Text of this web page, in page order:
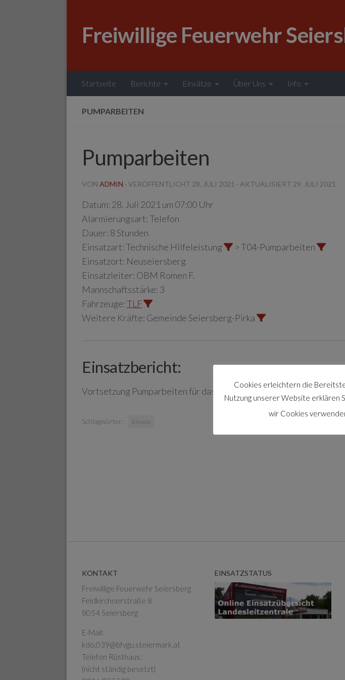
Freiwillige Feuerwehr
Startseite Berichte Einsätze Über Uns Info
PUMPARBEITEN
Pumparbeiten
VON ADMIN · VERÖFFENTLICHT 28. JULI 2021 · AKTUALISIERT 29. JULI 2021
Datum: 28. Juli 2021 um 07:00 Uhr
Alarmierungsart:Telefon
Dauer: 8 Stunden
Einsatzart:Technische Hilfeleistung
> T04-Pumparbeiten
Einsatzort: Neuseiersberg
Einsatzleiter: OBM Romen F.
Mannschaftsstärke: 3
Fahrzeuge:TLF
Weitere Kräfte: Gemeinde Seiersberg-Pirka
Einsatzbericht:
Vortsetzung Pumparbeiten für das Wasserwerk der Gemeinde
Schlagwörter: Einsatz
KONTAKT
Freiwillige Feuerwehr Seiersberg
Feldkirchnerstraße 8
8054 Seiersberg
E-Mail:
kdo.039@bfvgu.steiermark.at
Telefon Rüsthaus:
(nicht ständig besetzt)
EINSATZSTATUS
Cookies erleichtern die
Nutzung unserer Website erklären
wir Cookies